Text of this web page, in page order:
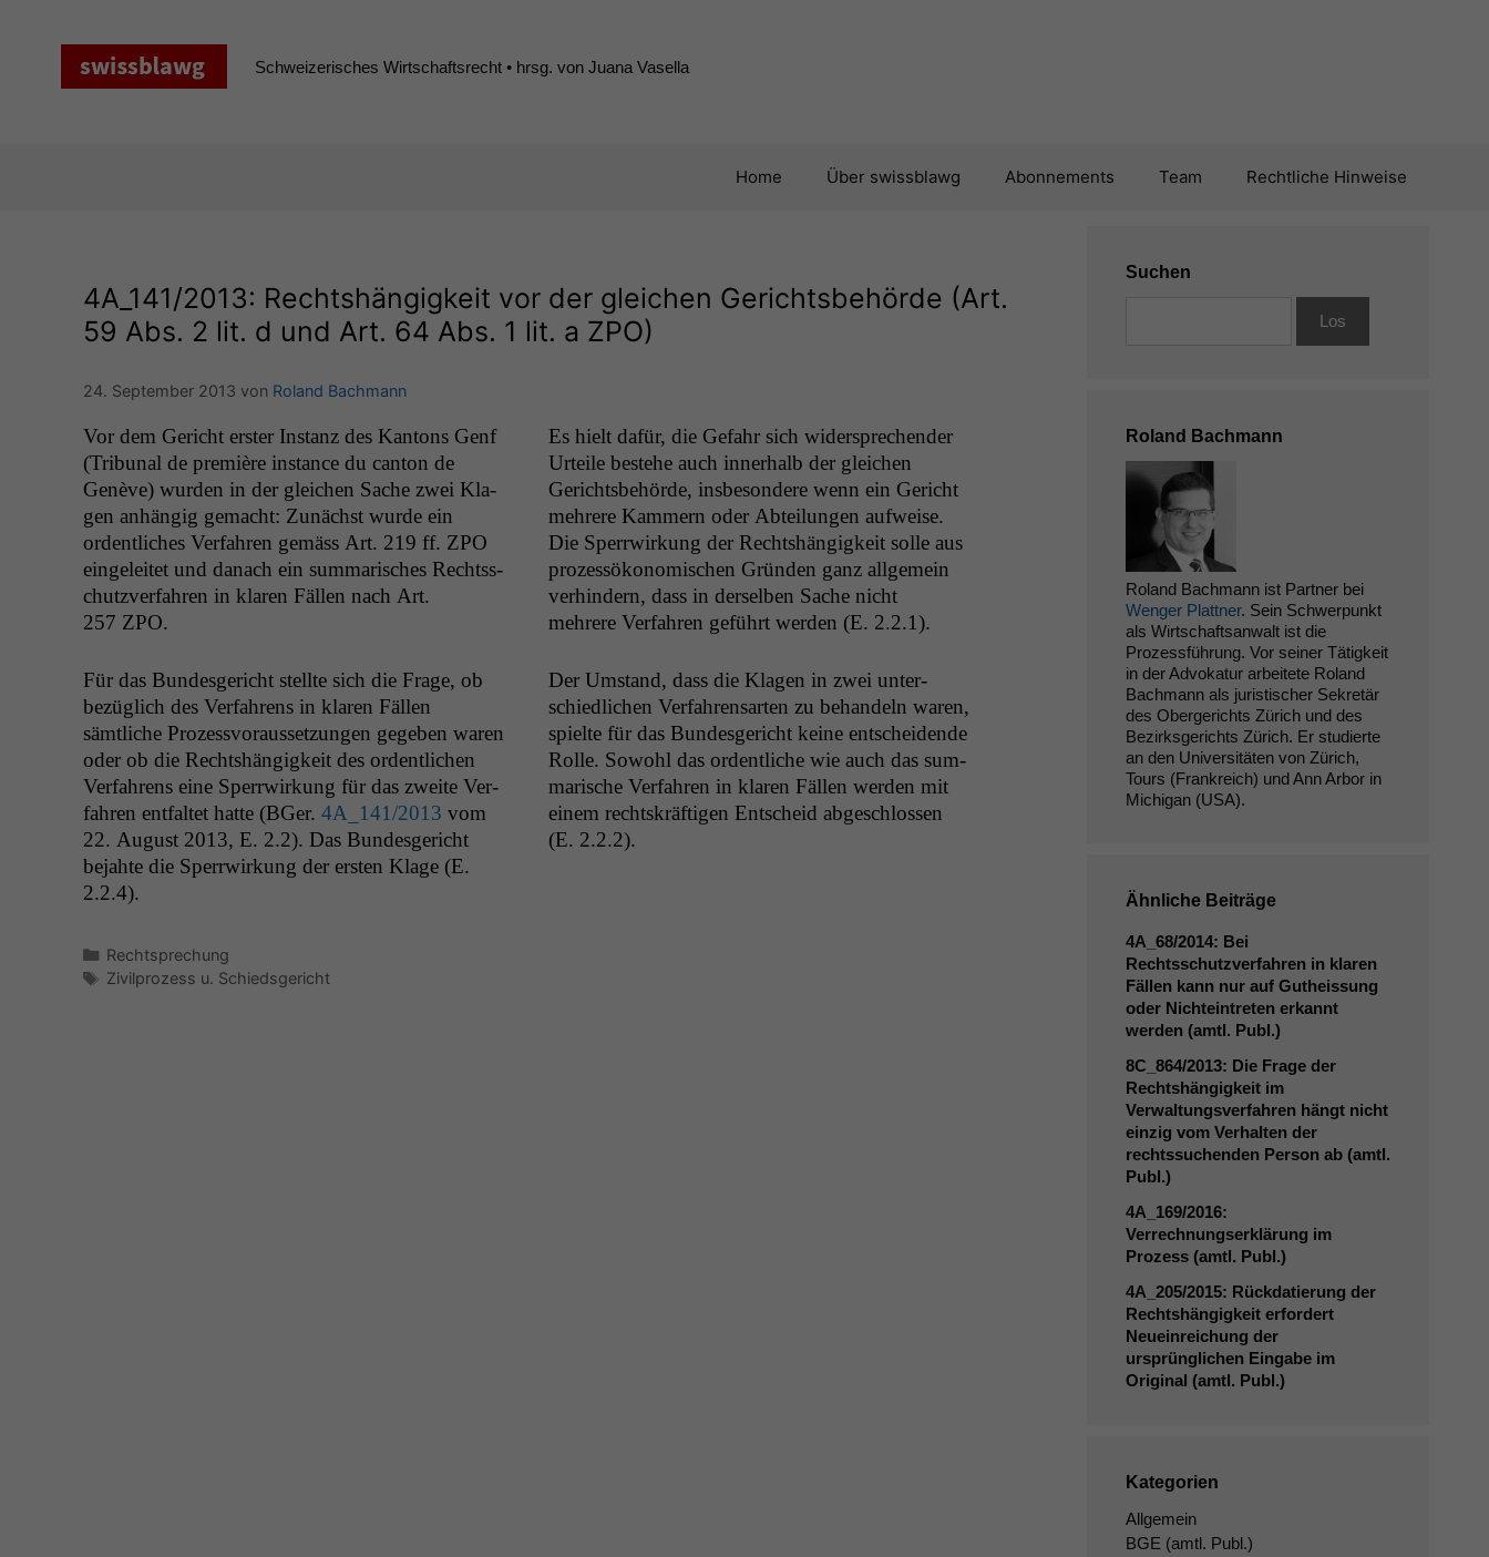
Schweizerisches Wirtschaftsrecht • hrsg. von Juana Vasella
Home Über swissblawg Abonnements Team Rechtliche Hinweise
4A_141/2013: Rechtshängigkeit vor der gleichen Gerichtsbehörde (Art.
59 Abs. 2 lit. d und Art. 64 Abs. 1 lit. a ZPO)
24. September 2013 von Roland Bachmann
Vor dem Gericht erster Instanz des Kan­tons Genf
(Tri­bunal de pre­mière instance du can­ton de
Genève) wur­den in der gle­ichen Sache zwei Kla­
gen anhängig gemacht: Zunächst wurde ein
ordentlich­es Ver­fahren gemäss Art. 219 ff. ZPO
ein­geleit­et und danach ein sum­marisches Rechtss­
chutzver­fahren in klaren Fällen nach Art.
257 ZPO.
Für das Bun­des­gericht stellte sich die Frage, ob
bezüglich des Ver­fahrens in klaren Fällen
sämtliche Prozessvo­raus­set­zun­gen gegeben waren
oder ob die Recht­shängigkeit des ordentlichen
Ver­fahrens eine Sper­rwirkung für das zweite Ver­
fahren ent­fal­tet hat­te (BGer. 4A_141/2013 vom
22. August 2013, E. 2.2). Das Bun­des­gericht
bejahte die Sper­rwirkung der ersten Klage (E.
2.2.4).
Es hielt dafür, die Gefahr sich wider­sprechen­der
Urteile beste­he auch inner­halb der gle­ichen
Gerichts­be­hörde, ins­beson­dere wenn ein Gericht
mehrere Kam­mern oder Abteilun­gen aufweise.
Die Sper­rwirkung der Recht­shängigkeit solle aus
prozessökonomis­chen Grün­den ganz all­ge­mein
ver­hin­dern, dass in der­sel­ben Sache nicht
mehrere Ver­fahren geführt wer­den (E. 2.2.1).
Der Umstand, dass die Kla­gen in zwei unter­
schiedlichen Ver­fahren­sarten zu behan­deln waren,
spielte für das Bun­des­gericht keine entschei­dende
Rolle. Sowohl das ordentliche wie auch das sum­
marische Ver­fahren in klaren Fällen wer­den mit
einem recht­skräfti­gen Entscheid abgeschlossen
(E. 2.2.2).
Kategorien
Rechtsprechung
Schlagwörter
Zivilprozess u. Schiedsgericht
Suchen
Roland Bachmann
Roland Bachmann ist Partner bei
Wenger Plattner. Sein Schwerpunkt
als Wirtschaftsanwalt ist die
Prozessführung. Vor seiner Tätigkeit
in der Advokatur arbeitete Roland
Bachmann als juristischer Sekretär
des Obergerichts Zürich und des
Bezirksgerichts Zürich. Er studierte
an den Universitäten von Zürich,
Tours (Frankreich) und Ann Arbor in
Michigan (USA).
Ähnliche Beiträge
4A_68/2014: Bei
Rechtsschutzverfahren in klaren
Fällen kann nur auf Gutheissung
oder Nichteintreten erkannt
werden (amtl. Publ.)
8C_864/2013: Die Frage der
Rechtshängigkeit im
Verwaltungsverfahren hängt nicht
einzig vom Verhalten der
rechtssuchenden Person ab (amtl.
Publ.)
4A_169/2016:
Verrechnungserklärung im
Prozess (amtl. Publ.)
4A_205/2015: Rückdatierung der
Rechtshängigkeit erfordert
Neueinreichung der
ursprünglichen Eingabe im
Original (amtl. Publ.)
Kategorien
Allgemein
BGE (amtl. Publ.)